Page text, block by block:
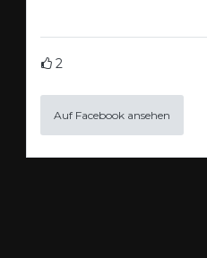
2
Auf Facebook ansehen